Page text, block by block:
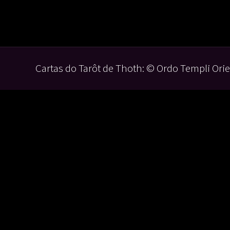
Cartas do Tarôt de Thoth: © Ordo Templi